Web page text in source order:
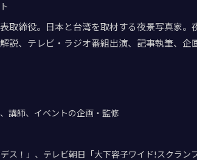
取締役。日本と台湾を取材する夜景写真家
説、テレビ・ラジオ番組出演、記事執筆、企
講師、イベントの企画・監修
ス！」、テレビ朝日「大下容子ワイド!スクラ